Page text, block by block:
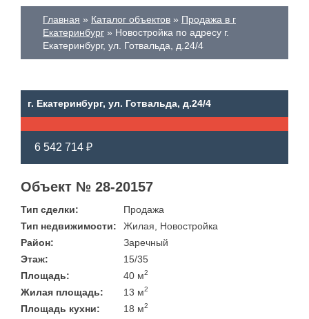
Главная Каталог объектов
Продажа в г
Екатеринбург
Новостройка по адресу г.
Екатеринбург, ул. Готвальда, д.24/4
г. Екатеринбург, ул. Готвальда, д.24/4
6 542 714 ₽
Объект № 28-20157
Тип сделки:
Продажа
Тип недвижимости:
Жилая, Новостройка
Район:
Заречный
Этаж:
15/35
Площадь:
40 м2
Жилая площадь: 13 м2
Площадь кухни: 18 м2